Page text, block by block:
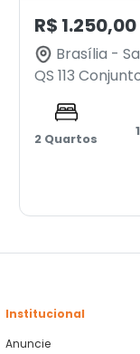
R$
Brasília -
QS 113
2 Quartos
Institucional
Anuncie